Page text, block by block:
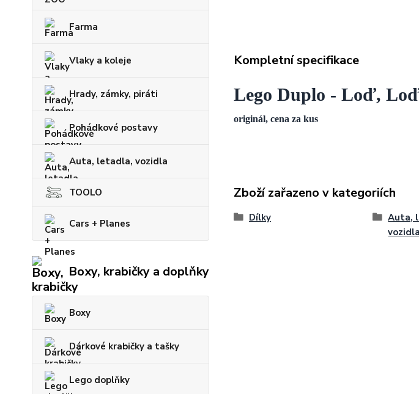
Farma
Vlaky a koleje
Hrady, zámky, piráti
Pohádkové postavy
Auta, letadla, vozidla
TOOLO
Cars + Planes
Boxy, krabičky a doplňky
Boxy
Dárkové krabičky a tašky
Lego doplňky
Kompletní specifikace
Lego Duplo - Loď,
originál, cena za kus
Zboží zařazeno v kategoriích
Dílky
Auta,
vozidla